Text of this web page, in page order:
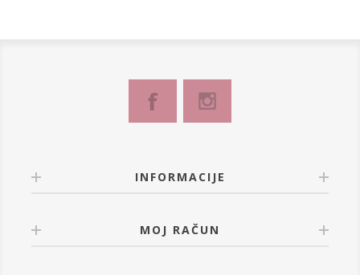
INFORMACIJE
MOJ RAČUN